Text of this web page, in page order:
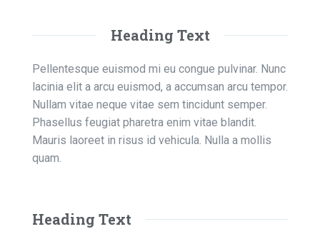
Heading Text
Pellentesque euismod mi eu congue pulvinar. Nunc
lacinia elit a arcu euismod, a accumsan arcu tempor.
Nullam vitae neque vitae sem tincidunt semper.
Phasellus feugiat pharetra enim vitae blandit.
Mauris laoreet in risus id vehicula. Nulla a mollis
quam.
Heading Text